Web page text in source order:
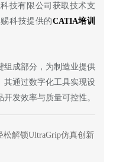
技有限公司获取技术支
科技提供的CATIA培训
组成部分，为制造业提供
其通过数字化工具实现设
发效率与质量可控性。
解锁UltraGrip仿真创新